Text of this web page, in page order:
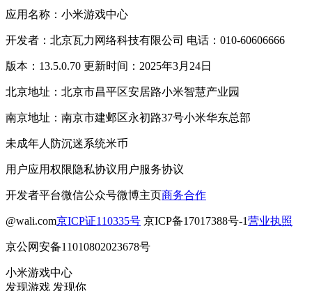
应用名称：小米游戏中心
开发者：北京瓦力网络科技有限公司 电话：010-60606666
版本：13.5.0.70 更新时间：2025年3月24日
北京地址：北京市昌平区安居路小米智慧产业园
南京地址：南京市建邺区永初路37号小米华东总部
未成年人防沉迷系统米币
用户应用权限隐私协议用户服务协议
开发者平台微信公众号微博主页商务合作
@wali.com京ICP证110335号 京ICP备17017388号-1营业执照
京公网安备11010802023678号
小米游戏中心
发现游戏 发现你